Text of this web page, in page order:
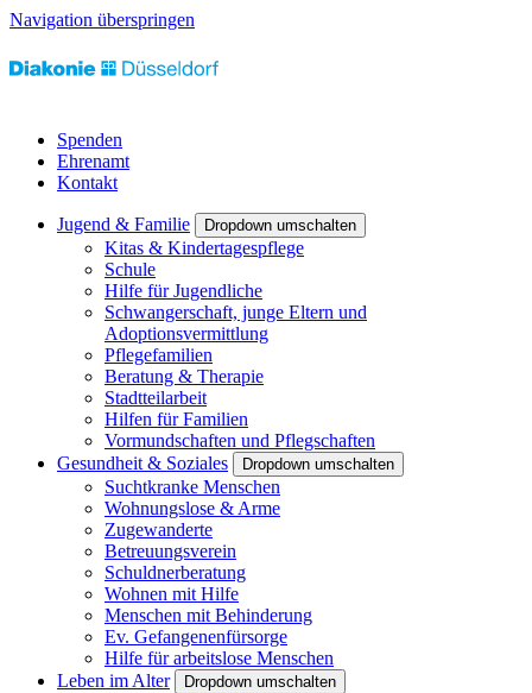
Navigation überspringen
Spenden
Ehrenamt
Kontakt
Jugend & Familie Dropdown umschalten
Kitas & Kindertagespflege
Schule
Hilfe für Jugendliche
Schwangerschaft, junge Eltern und
Adoptionsvermittlung
Pflegefamilien
Beratung & Therapie
Stadtteilarbeit
Hilfen für Familien
Vormundschaften und Pflegschaften
Gesundheit & Soziales
Dropdown umschalten
Suchtkranke Menschen
Wohnungslose & Arme
Zugewanderte
Betreuungsverein
Schuldnerberatung
Wohnen mit Hilfe
Menschen mit Behinderung
Ev. Gefangenenfürsorge
Hilfe für arbeitslose Menschen
Leben im Alter
Dropdown umschalten